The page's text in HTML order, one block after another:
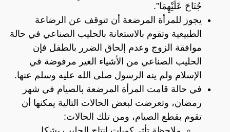
جُنَاحَ عَلَيْهِمَا”.
يجوز للمرأة المرضعة أن تتوقف عن الرضاعة
الطبيعية وتقوم بالاستعانة بالحليب الصناعي في حالة
موافقة الزوج وعدم إلحاق الضرر بالطفل فإن
الحليب الصناعي من الأشياء الغير مرفوضة في
الإسلام ولم ينه الرسول صلى الله عليه وسلم عنها.
في حالة قامت المرأة المرضعة بالصيام في شهر
رمضان، وتعرضت لبعض الحالات التالية يمكنها أن
تقوم بقطع الصيام، ومن تلك الحالات: